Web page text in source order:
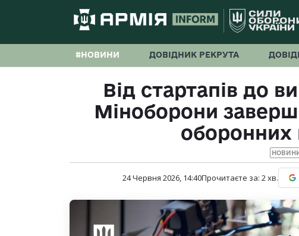
#НОВИНИ ДОВІДНИК РЕКРУТА
Від стартапів до
Міноборони
оборонних
24 Червня 2026, 14:40Прочитаєте за: 2хв.